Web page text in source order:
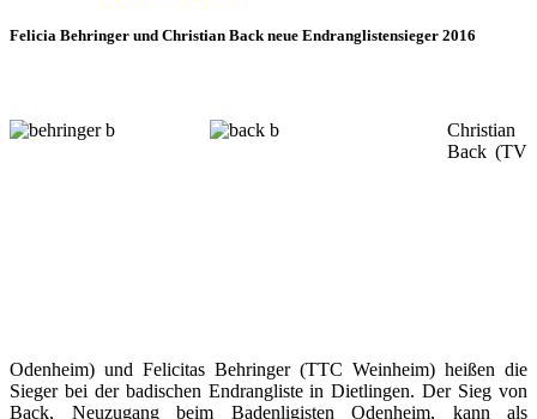
Felicia Behringer und Christian Back neue Endranglistensieger 2016
Christian
Back (TV
Odenheim) und Felicitas Behringer (TTC Weinheim) heißen die
Sieger bei der badischen Endrangliste in Dietlingen. Der Sieg von
Back, Neuzugang beim Badenligisten Odenheim, kann als